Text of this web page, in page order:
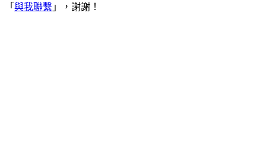
「 與我聯繫 」，謝謝！